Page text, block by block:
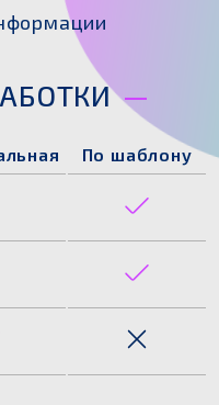
По шаблону